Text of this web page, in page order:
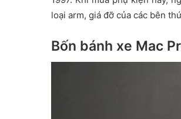
loại arm, giá đỡ của các bên
Bốn bánh xe Mac